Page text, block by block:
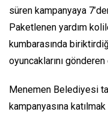
süren kampanyaya
Paketlenen yardım
kumbarasında
oyuncaklarını
Menemen Belediyesi
kampanyasına